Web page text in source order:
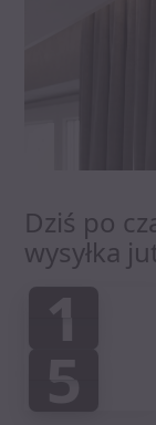
Dziś po
wysyłka
1
0
1
5
0
5